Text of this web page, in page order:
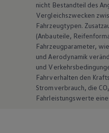
nicht Bestandteil des
Vergleichszwecken
Fahrzeugtypen.
(Anbauteile,
Fahrzeugparameter, wie
und Aerodynamik
und
Fahrverhalten den
Stromverbrauch, die
Fahrleistungswerte